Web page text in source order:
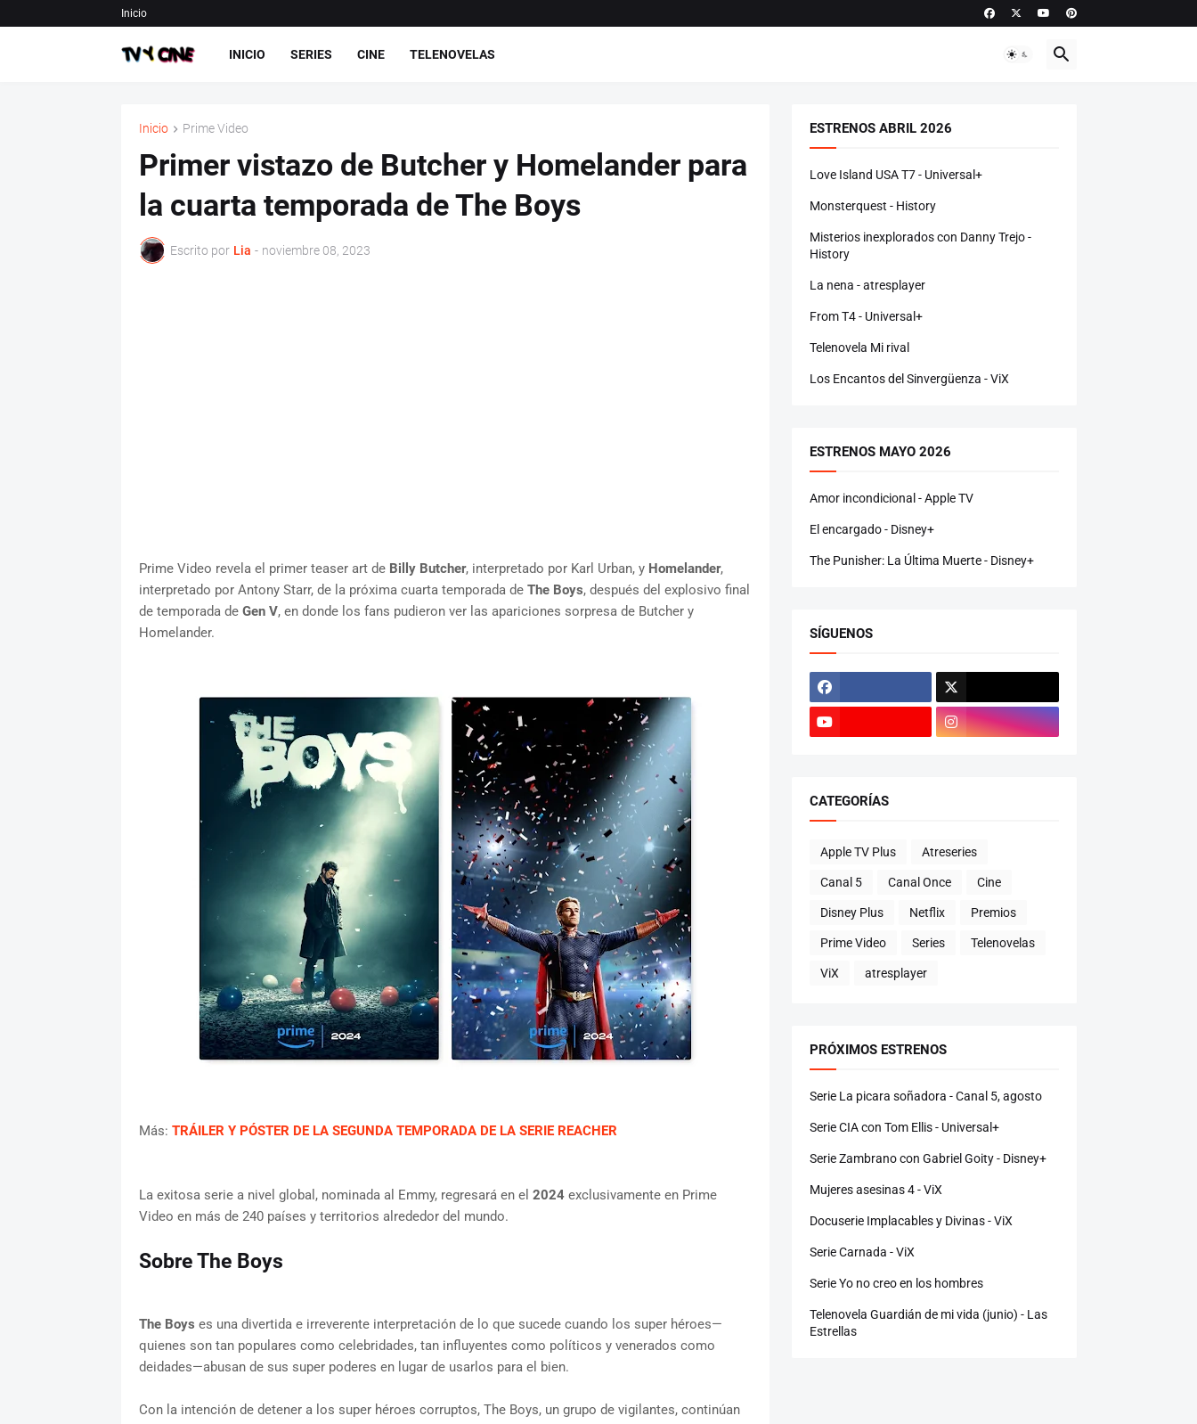
Inicio
INICIO SERIES CINE TELENOVELAS
Inicio Prime Video
Primer vistazo de Butcher y Homelander para
la cuarta temporada de The Boys
Escrito por Lia - noviembre 08, 2023
Prime Video revela el primer teaser art de Billy Butcher, interpretado por Karl Urban, y Homelander,
interpretado por Antony Starr, de la próxima cuarta temporada de The Boys, después del explosivo final
de temporada de Gen V, en donde los fans pudieron ver las apariciones sorpresa de Butcher y
Homelander.
Más: TRÁILER Y PÓSTER DE LA SEGUNDA TEMPORADA DE LA SERIE REACHER
La exitosa serie a nivel global, nominada al Emmy, regresará en el 2024exclusivamente en Prime
Video en más de 240 países y territorios alrededor del mundo.
Sobre The Boys
The Boys es una divertida e irreverente interpretación de lo que sucede cuando los super héroes—
quienes son tan populares como celebridades, tan influyentes como políticos y venerados como
deidades—abusan de sus super poderes en lugar de usarlos para el bien.
Con la intención de detener a los super héroes corruptos, The Boys, un grupo de vigilantes, continúan
ESTRENOS ABRIL 2026
Love Island USA T7 - Universal+
Monsterquest - History
Misterios inexplorados con Danny Trejo -
History
La nena - atresplayer
From T4 - Universal+
Telenovela Mi rival
Los Encantos del Sinvergüenza - ViX
ESTRENOS MAYO 2026
Amor incondicional - Apple TV
El encargado - Disney+
The Punisher: La Última Muerte - Disney+
SÍGUENOS
CATEGORÍAS
Apple TV Plus Atreseries
Canal 5 Canal Once Cine
Disney Plus Netflix Premios
Prime Video Series Telenovelas
ViX atresplayer
PRÓXIMOS ESTRENOS
Serie La picara soñadora - Canal 5, agosto
Serie CIA con Tom Ellis - Universal+
Serie Zambrano con Gabriel Goity - Disney+
Mujeres asesinas 4 - ViX
Docuserie Implacables y Divinas - ViX
Serie Carnada - ViX
Serie Yo no creo en los hombres
Telenovela Guardián de mi vida (junio) - Las
Estrellas